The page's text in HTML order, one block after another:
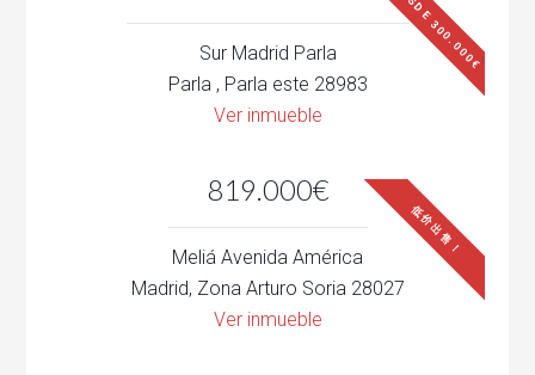
DESDE 300.000€
Sur Madrid Parla
Parla , Parla este 28983
Ver inmueble
819.000€
低价出售！
Meliá Avenida América
Madrid, Zona Arturo Soria 28027
Ver inmueble